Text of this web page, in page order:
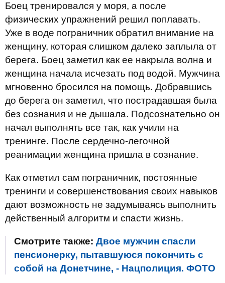
Боец тренировался у моря, а после
физических упражнений решил поплавать.
Уже в воде пограничник обратил внимание на
женщину, которая слишком далеко заплыла от
берега. Боец заметил как ее накрыла волна и
женщина начала исчезать под водой. Мужчина
мгновенно бросился на помощь. Добравшись
до берега он заметил, что пострадавшая была
без сознания и не дышала. Подсознательно он
начал выполнять все так, как учили на
тренинге. После сердечно-легочной
реанимации женщина пришла в сознание.
Как ​​отметил сам пограничник, постоянные
тренинги и совершенствования своих навыков
дают возможность не задумываясь выполнить
действенный алгоритм и спасти жизнь.
Смотрите также: Двое мужчин спасли
пенсионерку, пытавшуюся покончить с
собой на Донетчине, - Нацполиция. ФОТО